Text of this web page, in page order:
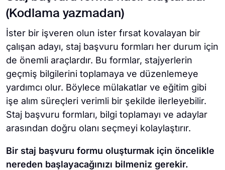
(Kodlama yazmadan)
İster bir işveren olun ister fırsat kovalayan bir
çalışan adayı, staj başvuru formları her durum için
de önemli araçlardır. Bu formlar, stajyerlerin
geçmiş bilgilerini toplamaya ve düzenlemeye
yardımcı olur. Böylece mülakatlar ve eğitim gibi
işe alım süreçleri verimli bir şekilde ilerleyebilir.
Staj başvuru formları, bilgi toplamayı ve adaylar
arasından doğru olanı seçmeyi kolaylaştırır.
Bir staj başvuru formu oluşturmak için öncelikle
nereden başlayacağınızı bilmeniz gerekir.